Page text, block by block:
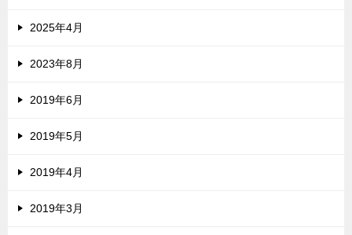
2025年4月
2023年8月
2019年6月
2019年5月
2019年4月
2019年3月